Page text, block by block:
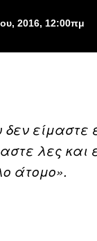
2016, 12:00πμ
δεν
λες
άτομο».